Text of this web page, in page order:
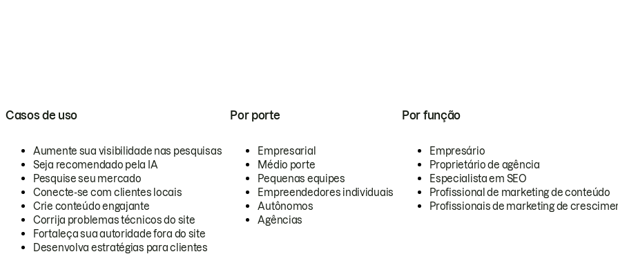
Casos de uso
Aumente sua visibilidade nas pesquisas
Seja recomendado pela IA
Pesquise seu mercado
Conecte-se com clientes locais
Crie conteúdo engajante
Corrija problemas técnicos do site
Fortaleça sua autoridade fora do site
Desenvolva estratégias para clientes
Por porte
Empresarial
Médio porte
Pequenas equipes
Empreendedores individuais
Autônomos
Agências
Por função
Empresário
Proprietário de agência
Especialista em SEO
Profissional de marketing de conteúdo
Profissionais de marketing de